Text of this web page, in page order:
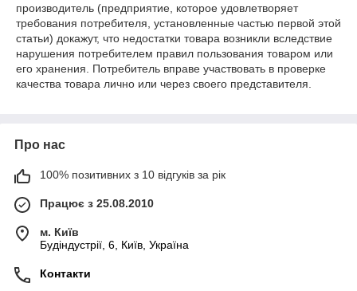
производитель (предприятие, которое удовлетворяет
требования потребителя, установленные частью первой этой
статьи) докажут, что недостатки товара возникли вследствие
нарушения потребителем правил пользования товаром или
его хранения. Потребитель вправе участвовать в проверке
качества товара лично или через своего представителя.
Про нас
100% позитивних з 10 відгуків за рік
Працює з 25.08.2010
м. Київ
Будіндустрії, 6, Київ, Україна
Контакти